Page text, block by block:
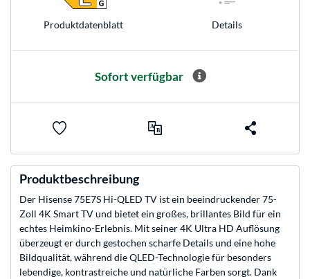
Produkt­datenblatt Details
Sofort verfügbar
Produktbeschreibung
Der Hisense 75E7S Hi-QLED TV ist ein beeindruckender 75-
Zoll 4K Smart TV und bietet ein großes, brillantes Bild für ein
echtes Heimkino-Erlebnis. Mit seiner 4K Ultra HD Auflösung
überzeugt er durch gestochen scharfe Details und eine hohe
Bildqualität, während die QLED-Technologie für besonders
lebendige, kontrastreiche und natürliche Farben sorgt. Dank